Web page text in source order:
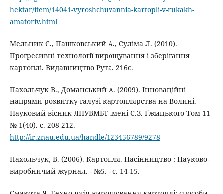
hektar/item/14041-vyroshchuvannia-kartopli-v-rukakh-
amatoriv.html
Мельник С., Пашковський А., Суліма Л. (2010).
Прогресивні технології вирощування і зберігання
картоплі. Видавництво Рута. 216с.
Пахольчук В., Доманський А. (2009). Інноваційні
напрями розвитку галузі картоплярства на Волині.
Науковий вісник ЛНУВМБТ імені С.З. Ґжицького Том 11
№ 1(40). с. 208-212.
http://ir.znau.edu.ua/handle/123456789/9278
Пахольчук, В. (2006). Картопля. Насінництво : Науково-
виробничий журнал. - №5. - с. 14-15.